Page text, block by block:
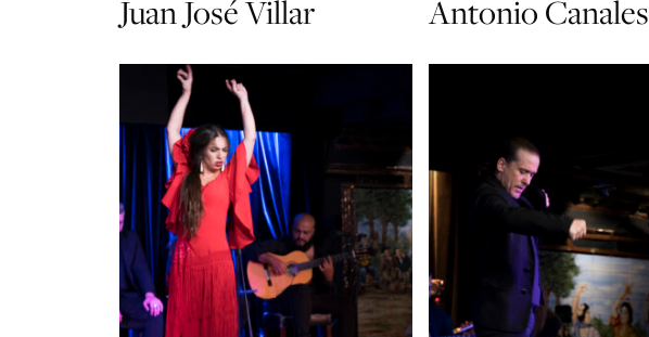
Juan José Villar Antonio Canales